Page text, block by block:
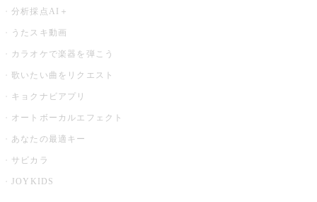
分析採点AI＋
うたスキ動画
カラオケで楽器を弾こう
歌いたい曲をリクエスト
キョクナビアプリ
オートボーカルエフェクト
あなたの最適キー
サビカラ
JOYKIDS